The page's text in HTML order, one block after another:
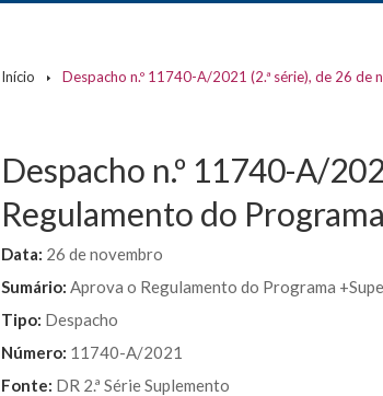
Início Despacho n.º 11740-A/2021 (2.ª série), de 26
Despacho n.º 11740-A/
Regulamento do
Data: 26 de novembro
Sumário: Aprova o Regulamento do Programa
Tipo: Despacho
Número: 11740-A/2021
Fonte: DR 2.ª Série Suplemento